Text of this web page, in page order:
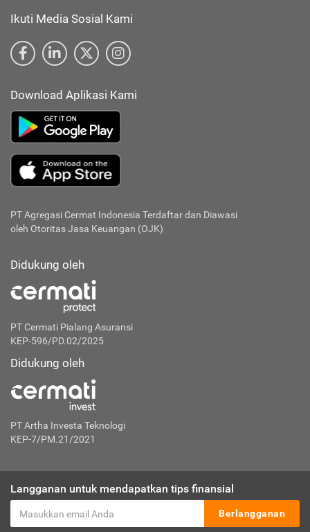
Ikuti Media Sosial Kami
Download Aplikasi Kami
PT Agregasi Cermat Indonesia Terdaftar dan Diawasi
oleh Otoritas Jasa Keuangan (OJK)
Didukung oleh
PT Cermati Pialang Asuransi
KEP-596/PD.02/2025
Didukung oleh
PT Artha Investa Teknologi
KEP-7/PM.21/2021
Langganan untuk mendapatkan tips finansial
Berlangganan